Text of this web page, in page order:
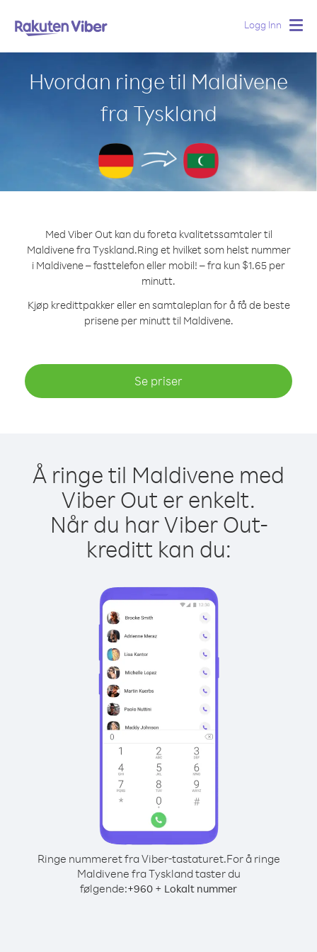
Logg Inn
Hvordan ringe til Maldivene
fra Tyskland
Med Viber Out kan du foreta kvalitetssamtaler til
Maldivene fra Tyskland.Ring et hvilket som helst nummer
i Maldivene – fasttelefon eller mobil! – fra kun $1.65 per
minutt.
Kjøp kredittpakker eller en samtaleplan for å få de beste
prisene per minutt til Maldivene.
Se priser
Å ringe til Maldivene med
Viber Out er enkelt.
Når du har Viber Out-
kreditt kan du:
Ringe nummeret fra Viber-tastaturet.For å ringe
Maldivene fra Tyskland taster du
følgende:+960 + Lokalt nummer